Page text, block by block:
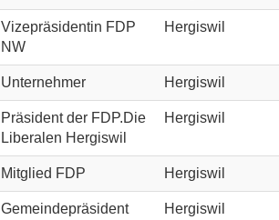
Vizepräsidentin FDP
NW
Hergiswil
Unternehmer Hergiswil
Präsident der FDP.Die
Liberalen Hergiswil
Hergiswil
Mitglied FDP Hergiswil
Gemeindepräsident
Hergiswil